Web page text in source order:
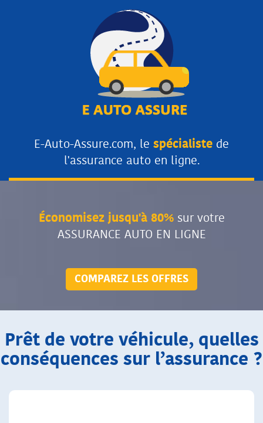
E-Auto-Assure.com, le spécialiste de
l'assurance auto en ligne.
Économisez jusqu'à 80% sur votre
ASSURANCE AUTO EN LIGNE
COMPAREZ LES OFFRES
Prêt de votre véhicule, quelles
conséquences sur l’assurance ?